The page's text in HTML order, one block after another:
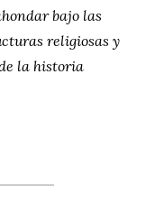
bajo las
religiosas y
la historia